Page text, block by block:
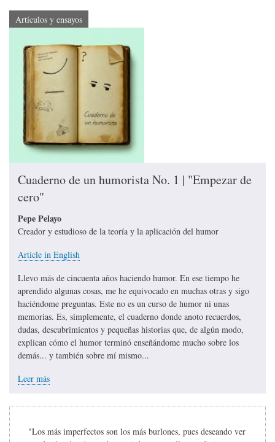
Artículos y ensayos
Cuaderno de un humorista No. 1 | "Empezar de
cero"
Pepe Pelayo
Creador y estudioso de la teoría y la aplicación del humor
Article in English
Llevo más de cincuenta años haciendo humor. En ese tiempo he
aprendido algunas cosas, me he equivocado en muchas otras y sigo
haciéndome preguntas. Este no es un curso de humor ni unas
memorias. Es, simplemente, el cuaderno donde anoto recuerdos,
dudas, descubrimientos y pequeñas historias que, de algún modo,
explican cómo el humor terminó enseñándome mucho sobre los
demás... y también sobre mí mismo...
Leer más
"Los más imperfectos son los más burlones, pues deseando ver